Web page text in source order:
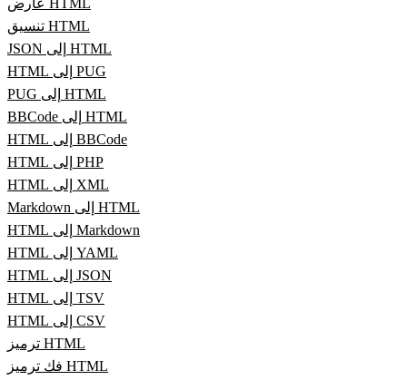
عارض HTML
تنسيق HTML
JSON إلى HTML
HTML إلى PUG
PUG إلى HTML
BBCode إلى HTML
HTML إلى BBCode
HTML إلى PHP
HTML إلى XML
Markdown إلى HTML
HTML إلى Markdown
HTML إلى YAML
HTML إلى JSON
HTML إلى TSV
HTML إلى CSV
ترميز HTML
فك ترميز HTML